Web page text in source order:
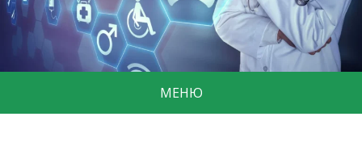
МЕНЮ